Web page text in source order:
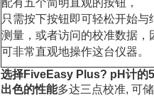
配有五个简明直观的按钮，
只需按下按钮即可轻松开始与
测量，或者访问的校准数据，
可非常直观地操作这台仪器。
选择FiveEasy Plus? pH计的
出色的性能多达三点校准, 可